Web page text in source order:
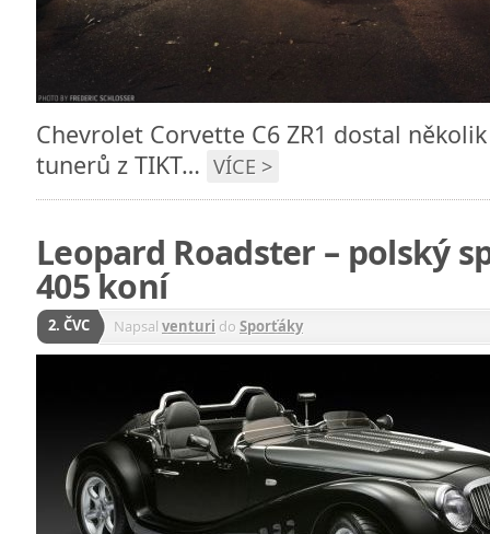
Chevrolet Corvette C6 ZR1 dostal
tunerů z TIKT… VÍCE >
Leopard Roadster – polský
405 koní
2. ČVC Napsal venturi do Sporťáky